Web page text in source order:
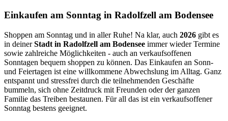
Einkaufen am Sonntag in Radolfzell am Bodensee
Shoppen am Sonntag und in aller Ruhe! Na klar, auch 2026 gibt es
in deinerStadt in Radolfzell am Bodensee immer wieder Termine
sowie zahlreiche Möglichkeiten - auch an verkaufsoffenen
Sonntagen bequem shoppen zu können. Das Einkaufen an Sonn-
und Feiertagen ist eine willkommene Abwechslung im Alltag. Ganz
entspannt und stressfrei durch die teilnehmenden Geschäfte
bummeln, sich ohne Zeitdruck mit Freunden oder der ganzen
Familie das Treiben bestaunen. Für all das ist ein verkaufsoffener
Sonntag bestens geeignet.